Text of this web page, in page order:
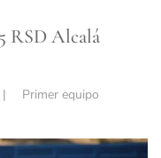
RSD Alcalá
| Primer equipo